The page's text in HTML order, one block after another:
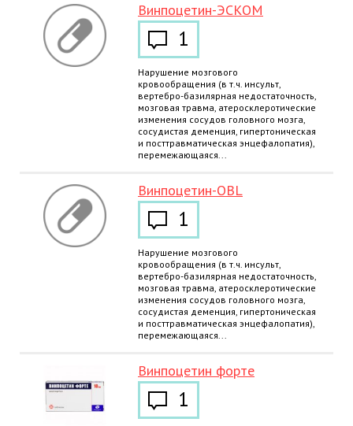
Винпоцетин-ЭСКОМ
1
Нарушение мозгового
кровообращения (в т.ч. инсульт,
вертебро-базилярная недостаточность,
мозговая травма, атеросклеротические
изменения сосудов головного мозга,
сосудистая деменция, гипертоническая
и посттравматическая энцефалопатия),
перемежающаяся...
Винпоцетин-OBL
1
Нарушение мозгового
кровообращения (в т.ч. инсульт,
вертебро-базилярная недостаточность,
мозговая травма, атеросклеротические
изменения сосудов головного мозга,
сосудистая деменция, гипертоническая
и посттравматическая энцефалопатия),
перемежающаяся...
Винпоцетин форте
1